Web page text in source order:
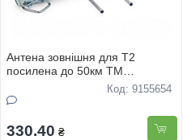
Антена зовнiшня для Т2
посилена до 50км ТМ
"Eurosky"ES-003 синяКод: 9155654
330.40 ₴